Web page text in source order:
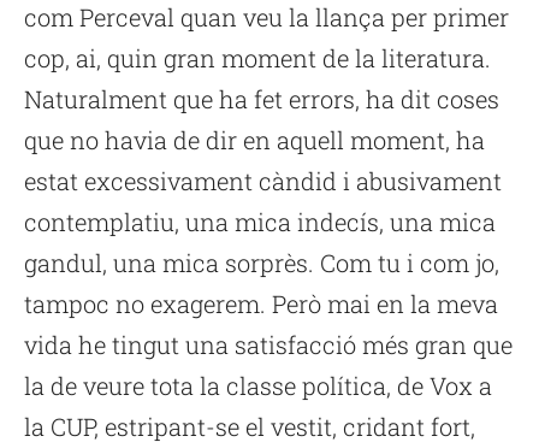
com Perceval quan veu la llança per primer
cop, ai, quin gran moment de la literatura.
Naturalment que ha fet errors, ha dit coses
que no havia de dir en aquell moment, ha
estat excessivament càndid i abusivament
contemplatiu, una mica indecís, una mica
gandul, una mica sorprès. Com tu i com jo,
tampoc no exagerem. Però mai en la meva
vida he tingut una satisfacció més gran que
la de veure tota la classe política, de Vox a
la CUP, estripant-se el vestit, cridant fort,